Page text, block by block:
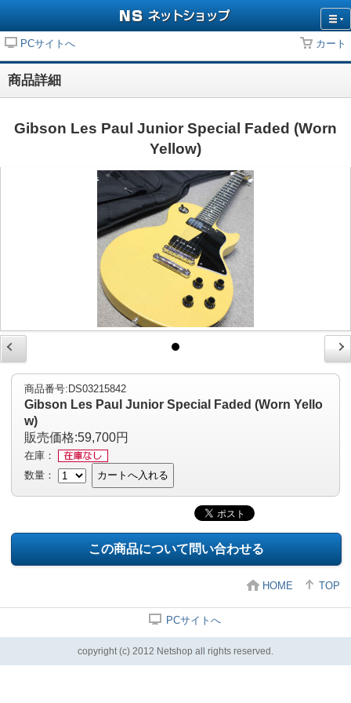
PCサイトへ カート
商品詳細
Gibson Les Paul Junior Special Faded (Worn
Yellow)
商品番号:DS03215842
Gibson Les Paul Junior Special Faded (Worn Yello
w)
販売価格:59,700円
在庫：
数量：
カートへ入れる
この商品について問い合わせる
HOME TOP
PCサイトへ
copyright (c) 2012 Netshop all rights reserved.